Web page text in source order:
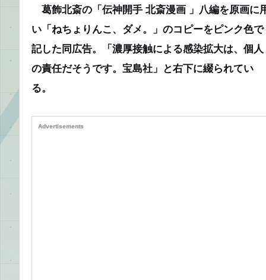
葛飾北斎の「伝神開手 北斎漫画 」八編を原画に
い「ねちょりんこ、ダメ。」のコピーをピンク色で
記した同広告。「濃厚接触による感染拡大は、個人
の責任だそうです。宝島社」と右下に綴られてい
る。
Advertisements